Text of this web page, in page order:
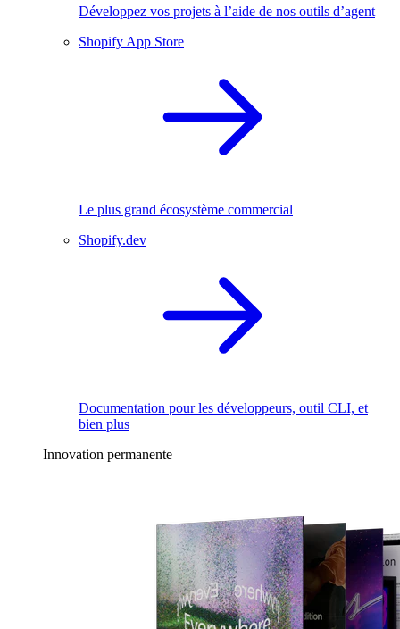
Développez vos projets à l’aide de nos outils d’agent
Shopify App Store
Le plus grand écosystème commercial
Shopify.dev
Documentation pour les développeurs, outil CLI, et
bien plus
Innovation permanente